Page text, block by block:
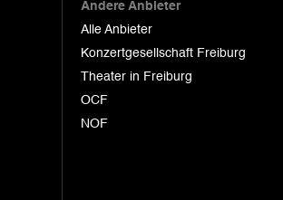
Andere Anbieter
Alle Anbieter
Konzertgesellschaft Freiburg
Theater in Freiburg
OCF
NOF